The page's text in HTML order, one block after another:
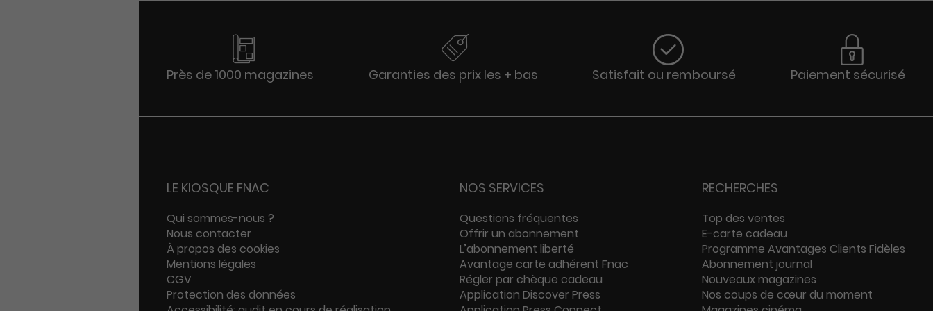
Près de 1000 magazines Garanties des prix les + bas Satisfait ou remboursé Paiement sécurisé
LE KIOSQUE FNAC
Qui sommes-nous ?
Nous contacter
À propos des cookies
Mentions légales
CGV
Protection des données
NOS SERVICES
Questions fréquentes
Offrir un abonnement
L’abonnement liberté
Avantage carte adhérent Fnac
Régler par chèque cadeau
Application Discover Press
RECHERCHES
Top des ventes
E-carte cadeau
Programme Avantages Clients Fidèles
Abonnement journal
Nouveaux magazines
Nos coups de cœur du moment